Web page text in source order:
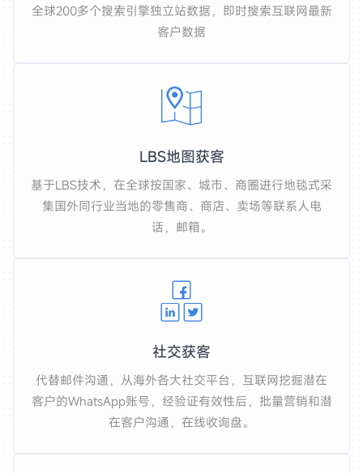
全球200多个搜索引擎独立站数据，即时搜索互联网最新
客户数据
LBS地图获客
基于LBS技术，在全球按国家、城市、商圈进行地毯式采
集国外同行业当地的零售商、商店、卖场等联系人电
话，邮箱。
社交获客
代替邮件沟通，从海外各大社交平台，互联网挖掘潜在
客户的WhatsApp账号，经验证有效性后，批量营销和潜
在客户沟通，在线收询盘。